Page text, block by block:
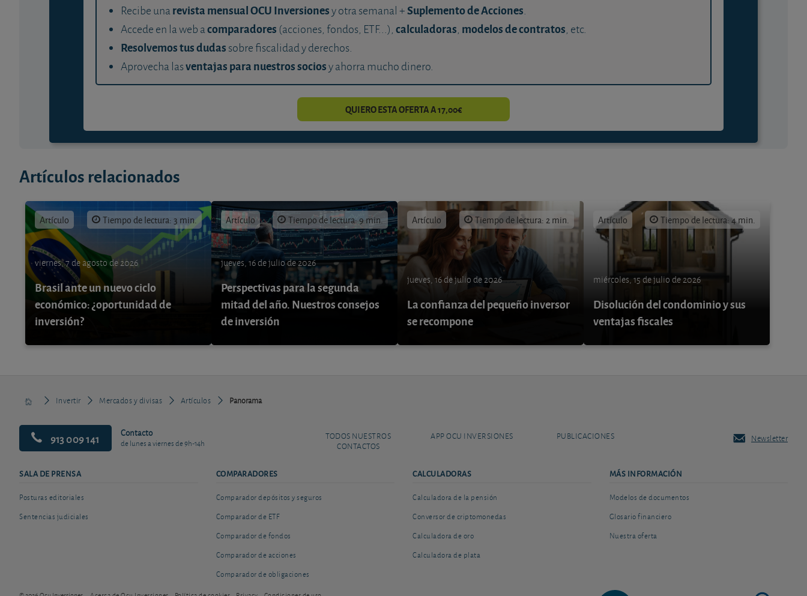
Recibe unarevista mensual OCU Inversionesy otra semanal +Suplemento de Acciones.
Accede en la web acomparadores (acciones, fondos, ETF...), calculadoras, modelos de contratos, etc.
Resolvemos tus dudas sobre fiscalidad y derechos.
Aprovecha lasventajas para nuestros sociosy ahorra mucho dinero.
QUIERO ESTA OFERTA A 17,00€
Artículos relacionados
Artículo Tiempo de lectura: 3 min.
viernes, 7 de agosto de 2026
Brasil ante un nuevo ciclo
económico: ¿oportunidad de
inversión?
Artículo Tiempo de lectura: 9 min.
jueves, 16 de julio de 2026
Perspectivas para la segunda
mitad del año. Nuestros consejos
de inversión
Artículo Tiempo de lectura: 2 min.
jueves, 16 de julio de 2026
La confianza del pequeño inversor
se recompone
Artículo Tiempo de lectura: 4 min.
miércoles, 15 de julio de 2026
Disolución del condominio y sus
ventajas fiscales
Invertir Mercados y divisas Artículos Panorama
913 009 141 Contacto
de lunes a viernes de 9h-14h
TODOS NUESTROS
CONTACTOS
APP OCU INVERSIONES PUBLICACIONES Newsletter
SALA DE PRENSA
Posturas editoriales
Sentencias judiciales
COMPARADORES
Comparador depósitos y seguros
Comparador de ETF
Comparador de fondos
Comparador de acciones
Comparador de obligaciones
CALCULADORAS
Calculadora de la pensión
Conversor de criptomonedas
Calculadora de oro
Calculadora de plata
MÁS INFORMACIÓN
Modelos de documentos
Glosario financiero
Nuestra oferta